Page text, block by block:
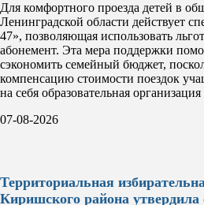
Для комфортного проезда детей в
Ленинградской области действует
47», позволяющая использовать
абонемент. Эта мера поддержки
сэкономить семейный бюджет,
компенсацию стоимости поездок
на себя образовательная
07-08-2026
Территориальная
Киришского района утвердила